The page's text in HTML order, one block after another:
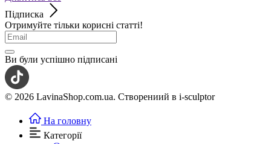
Підписка
Отримуйте тільки корисні статті!
Ви були успішно підписані
© 2026 LavinaShop.com.ua. Створениий в i-sculptor
На головну
Категорії